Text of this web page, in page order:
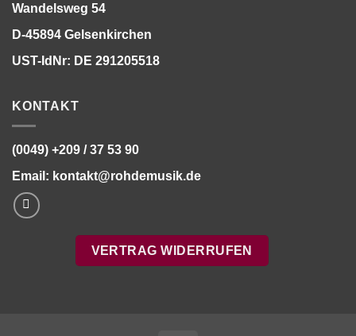
Wandelsweg 54
D-45894 Gelsenkirchen
UST-IdNr: DE 291205518
KONTAKT
(0049) +209 / 37 53 90
Email: kontakt@rohdemusik.de
VERTRAG WIDERRUFEN